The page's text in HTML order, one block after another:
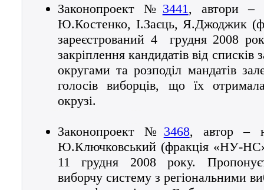
Законопроект № 3441 , автори –
Ю.Костенко, І.Заєць, Я.Джоджик
зареєстрований 4 грудня 2008
закріплення кандидатів від
округами та розподіл мандатів
голосів виборців, що їх
окрузі.
Законопроект № 3468, автор –
Ю.Ключковський (фракція «НУ-
11 грудня 2008 року.
виборчу систему з регіональними